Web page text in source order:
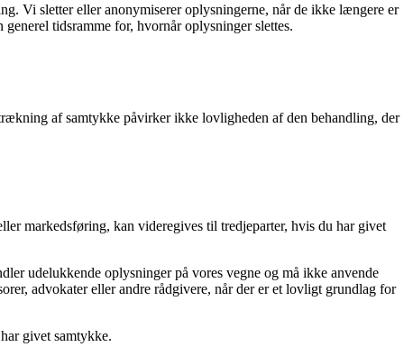
Vi sletter eller anonymiserer oplysningerne, når de ikke længere er
tidsramme for, hvornår oplysninger slettes.
af samtykke påvirker ikke lovligheden af den behandling, der
markedsføring, kan videregives til tredjeparter, hvis du har givet
udelukkende oplysninger på vores vegne og må ikke anvende
advokater eller andre rådgivere, når der er et lovligt grundlag for
givet samtykke.